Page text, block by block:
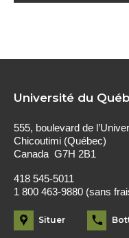
Université du
555, boulevard de
Chicoutimi (Québec)
Canada G7H 2B1
418 545-5011
1 800 463-9880 (sans
Situer